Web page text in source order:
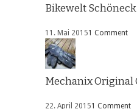
Bikewelt Schöneck
11. Mai 20151 Comment
Mechanix Original
22. April 20151 Comment